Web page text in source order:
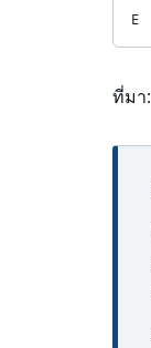
E
ที่มา